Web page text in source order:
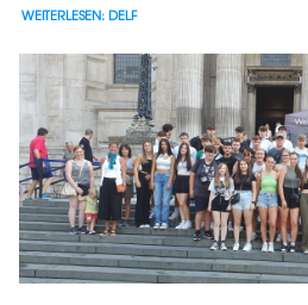
WEITERLESEN: DELF